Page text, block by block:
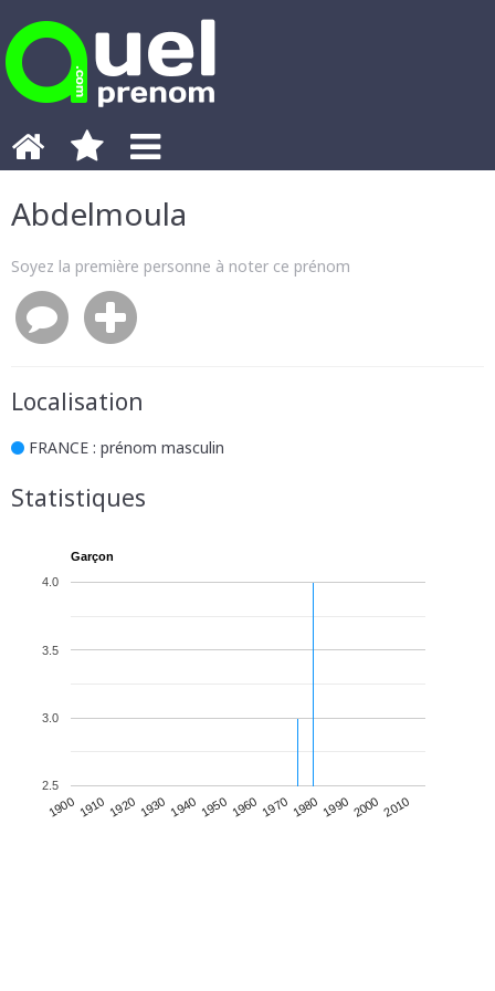
Abdelmoula
Soyez la première personne à noter ce prénom
Localisation
FRANCE : prénom masculin
Statistiques
Garçon
1900 1910 1920 1930 1940 1950 1960 1970 1980 1990 2000 2010
2.5
3.0
3.5
4.0